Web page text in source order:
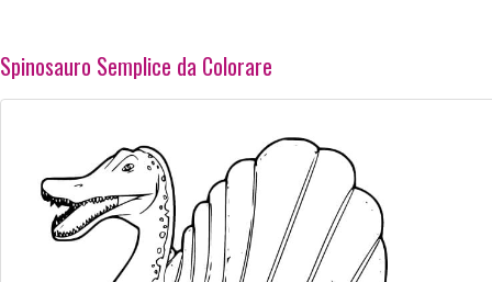
Spinosauro Semplice da Colorare